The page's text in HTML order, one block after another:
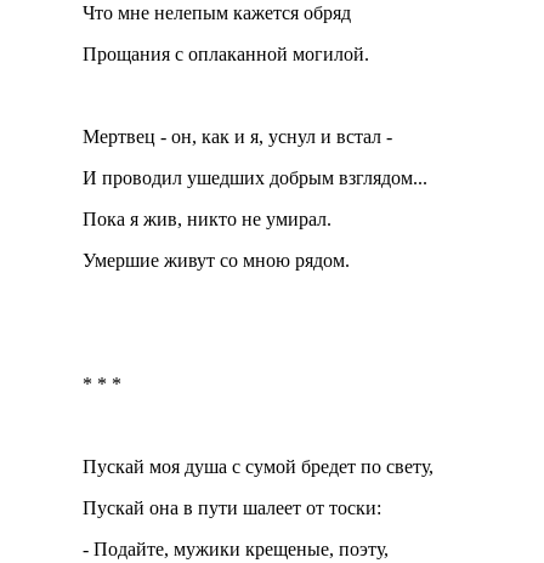
Что мне нелепым кажется обряд
Прощания с оплаканной могилой.
Мертвец - он, как и я, уснул и встал -
И проводил ушедших добрым взглядом...
Пока я жив, никто не умирал.
Умершие живут со мною рядом.
* * *
Пускай моя душа с сумой бредет по свету,
Пускай она в пути шалеет от тоски:
- Подайте, мужики крещеные, поэту,